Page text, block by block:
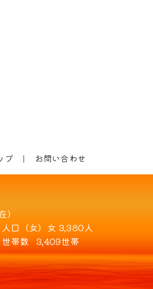
プ お問い合わせ
人口（女） 女 3,380人
世帯数 3,409世帯